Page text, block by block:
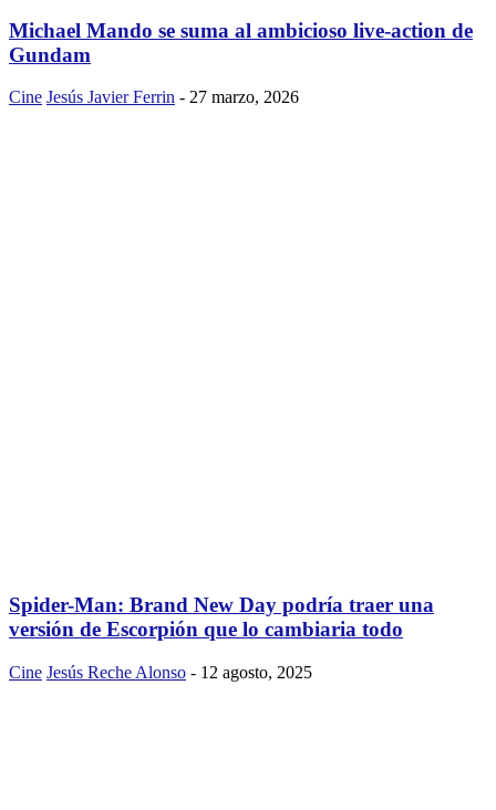
Michael Mando se suma al ambicioso live-action de
Gundam
Cine Jesús Javier Ferrin - 27 marzo, 2026
Spider-Man: Brand New Day podría traer una
versión de Escorpión que lo cambiaria todo
Cine Jesús Reche Alonso - 12 agosto, 2025